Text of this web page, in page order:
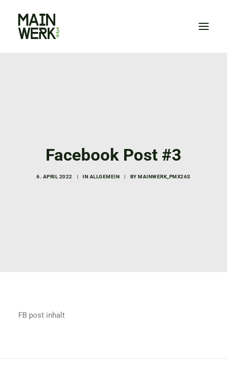
Facebook Post #3
6. APRIL 2022 | IN ALLGEMEIN | BYMAINWERK_PMX26S
FB post inhalt